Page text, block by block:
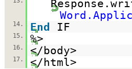
14. End IF
15. %>
16. </body>
17. </html>